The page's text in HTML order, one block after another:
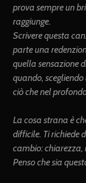
prova sempre un
raggiunge.
Scrivere questa
parte una
quella sensazione
quando,
ciò che nel
La cosa strana è
difficile. Ti richiede
cambio: chiarezza,
Penso che sia